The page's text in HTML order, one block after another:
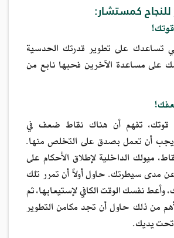
للنجاح كمستشار:
تساعدك على تطوير قدرتك الحدسية
مساعدة الآخرين فحبها نابع من
قوتك، تفهم أن هناك نقاط ضعف في
أن تعمل بصدق على التخلص منها.
ميولك الداخلية لإطلاق الأحكام على
مدى سيطرتك. حاول أولاً أن تمرر تلك
وأعط نفسك الوقت الكافي لإستيعابها، ثم
من ذلك حاول أن تجد مكامن التطوير
تحت يديك.